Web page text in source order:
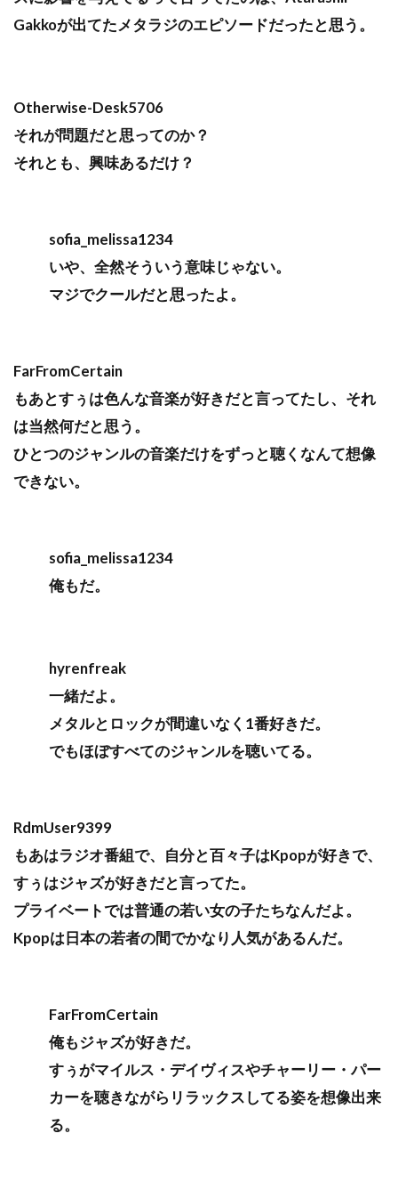
Gakkoが出てたメタラジのエピソードだったと思う。
Otherwise-Desk5706
それが問題だと思ってのか？
それとも、興味あるだけ？
sofia_melissa1234
いや、全然そういう意味じゃない。
マジでクールだと思ったよ。
FarFromCertain
もあとすぅは色んな音楽が好きだと言ってたし、それ
は当然何だと思う。
ひとつのジャンルの音楽だけをずっと聴くなんて想像
できない。
sofia_melissa1234
俺もだ。
hyrenfreak
一緒だよ。
メタルとロックが間違いなく1番好きだ。
でもほぼすべてのジャンルを聴いてる。
RdmUser9399
もあはラジオ番組で、自分と百々子はKpopが好きで、
すぅはジャズが好きだと言ってた。
プライベートでは普通の若い女の子たちなんだよ。
Kpopは日本の若者の間でかなり人気があるんだ。
FarFromCertain
俺もジャズが好きだ。
すぅがマイルス・デイヴィスやチャーリー・パー
カーを聴きながらリラックスしてる姿を想像出来
る。